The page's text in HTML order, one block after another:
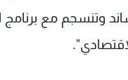
وتنسجم مع برنامج